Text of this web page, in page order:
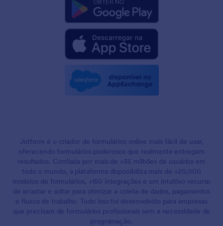
Jotform é o criador de formulários online mais fácil de usar,
oferecendo formulários poderosos que realmente entregam
resultados. Confiada por mais de +35 milhões de usuários em
todo o mundo, a plataforma disponibiliza mais de +20,000
modelos de formulários, +150 integrações e um intuitivo recurso
de arrastar e soltar para otimizar a coleta de dados, pagamentos
e fluxos de trabalho. Tudo isso foi desenvolvido para empresas
que precisam de formulários profissionais sem a necessidade de
programação.